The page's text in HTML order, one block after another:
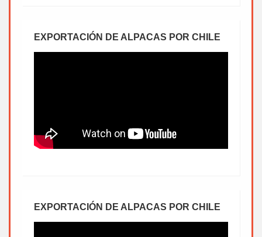
EXPORTACIÓN DE ALPACAS POR CHILE
EXPORTACIÓN DE ALPACAS POR CHILE